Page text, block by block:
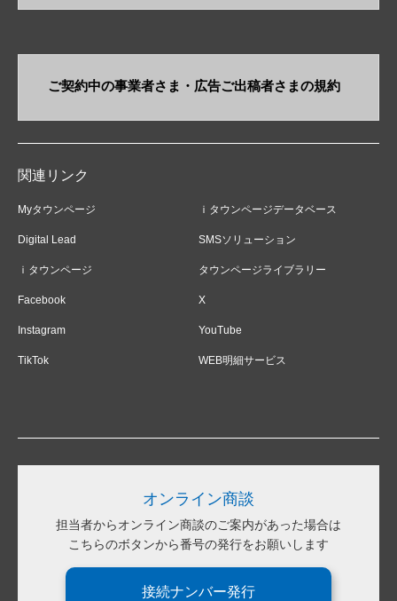
ご契約中の事業者さま・​広告ご出稿者さまの規約
関連リンク
Myタウンページ ｉタウンページデータベース
Digital Lead SMSソリューション
ｉタウンページ タウンページライブラリー
Facebook X
Instagram YouTube
TikTok WEB明細サービス
オンライン商談
担当者からオンライン商談のご案内があった場合は
こちらのボタンから番号の発行をお願いします
接続ナンバー発行